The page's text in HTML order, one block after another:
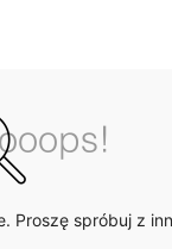
Proszę spróbuj z